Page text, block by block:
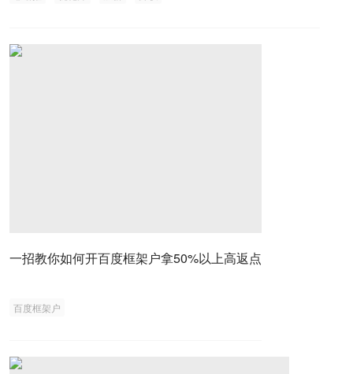
一招教你如何开百度框架户拿50%以上高返点
百度框架户